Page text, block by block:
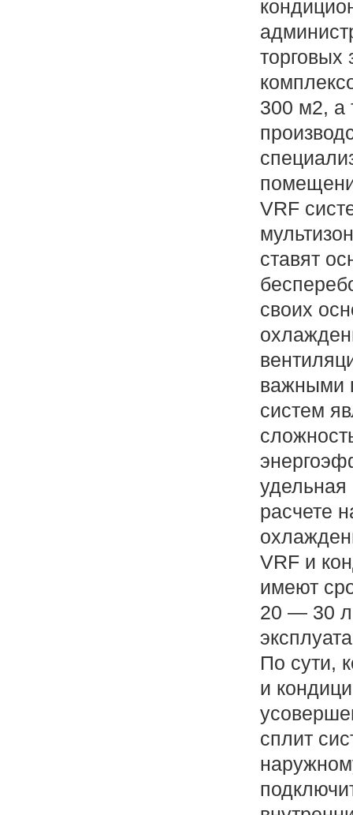
торговых
300 м2, а
VRF
ставят
своих
важными
систем
удельная
расчете
VRF и
имеют
20 — 30
По сути,
и
сплит